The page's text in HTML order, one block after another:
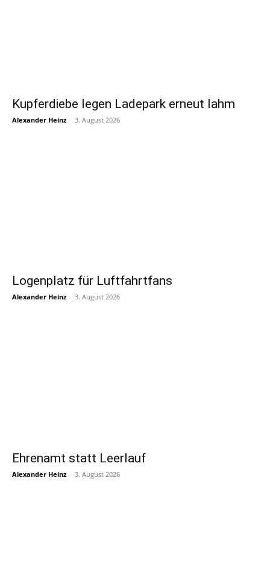
Kupferdiebe legen Ladepark erneut lahm
Alexander Heinz - 3. August 2026
Logenplatz für Luftfahrtfans
Alexander Heinz - 3. August 2026
Ehrenamt statt Leerlauf
Alexander Heinz - 3. August 2026